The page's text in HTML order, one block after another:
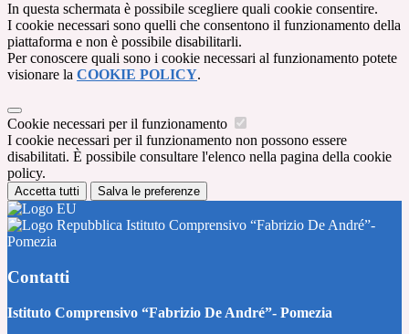
In questa schermata è possibile scegliere quali cookie consentire.
I cookie necessari sono quelli che consentono il funzionamento della
piattaforma e non è possibile disabilitarli.
Per conoscere quali sono i cookie necessari al funzionamento potete
visionare la COOKIE POLICY.
Cookie necessari per il funzionamento
I cookie necessari per il funzionamento non possono essere
disabilitati. È possibile consultare l'elenco nella pagina della cookie
policy.
Accetta tutti Salva le preferenze
Istituto Comprensivo “Fabrizio De André”-
Pomezia
Contatti
Istituto Comprensivo “Fabrizio De André”- Pomezia